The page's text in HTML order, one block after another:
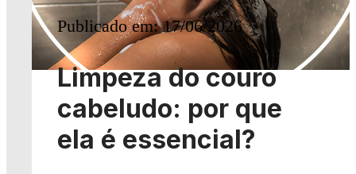
cabeludo: por que
ela é essencial?
Cuidados capilares
Leia mais